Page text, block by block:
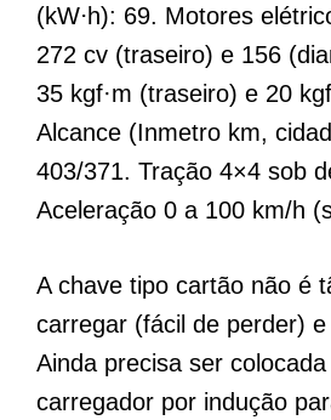
(kW⋅h): 69. Motores
272 cv (traseiro) e 156
35 kgf·m (traseiro) e 20
Alcance (Inmetro km,
403/371. Tração 4×4 sob
Aceleração 0 a 100 km/h
A chave tipo cartão não é
carregar (fácil de perder)
Ainda precisa ser
carregador por indução